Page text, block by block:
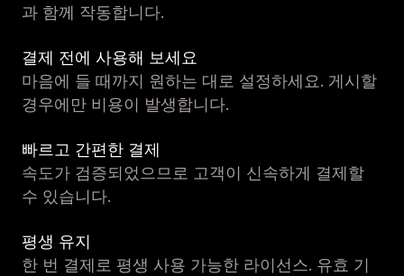
과 함께 작동합니다.
결제 전에 사용해 보세요
마음에 들 때까지 원하는 대로 설정하세요. 게시할
경우에만 비용이 발생합니다.
빠르고 간편한 결제
속도가 검증되었으므로 고객이 신속하게 결제할
수 있습니다.
평생 유지
한 번 결제로 평생 사용 가능한 라이선스. 유효 기